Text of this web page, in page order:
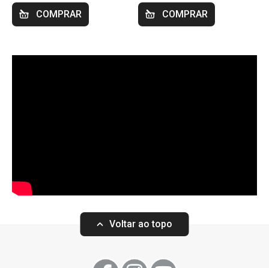
COMPRAR COMPRAR
Voltar ao topo